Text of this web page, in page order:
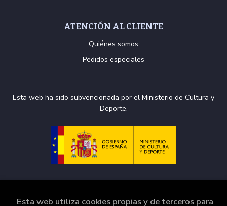
ATENCIÓN AL CLIENTE
Quiénes somos
Pedidos especiales
Esta web ha sido subvencionada por el Ministerio de Cultura y
Deporte.
2026 ©La Puerta de Tannhäuser. Todos los Derechos
Esta web utiliza cookies propias y de terceros para